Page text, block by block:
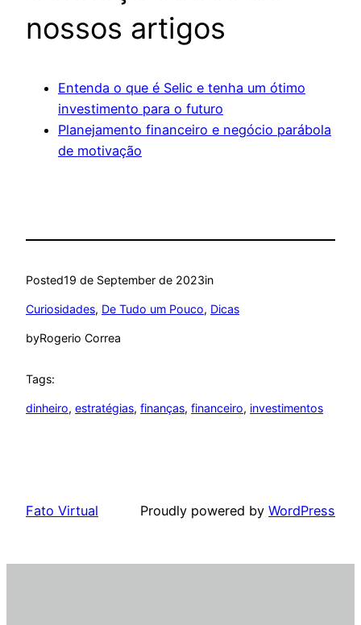
nossos artigos
Entenda o que é Selic e tenha um ótimo
investimento para o futuro
Planejamento financeiro e negócio parábola
de motivação
Posted19 de September de 2023in
Curiosidades, De Tudo um Pouco, Dicas
byRogerio Correa
Tags:
dinheiro, estratégias, finanças, financeiro, investimentos
Fato Virtual Proudly powered by WordPress